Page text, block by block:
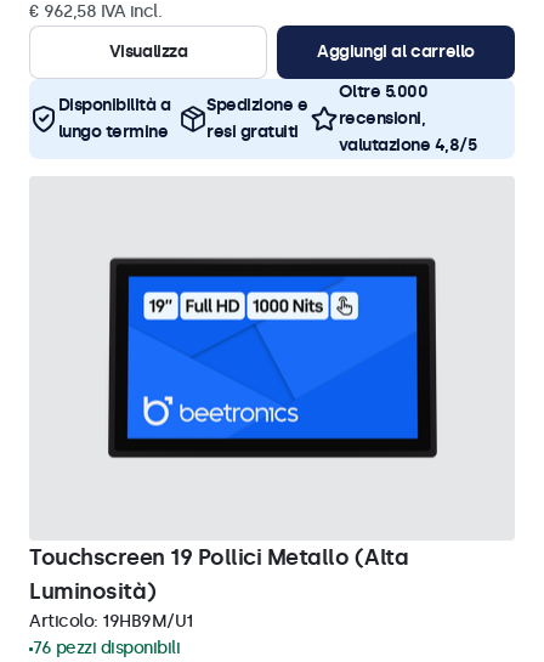
€ 962,58 IVA incl.
Visualizza
Aggiungi al carrello
Disponibilità a
lungo termine
Spedizione e
resi gratuiti
Oltre 5.000
recensioni,
valutazione 4,8/5
Touchscreen 19 Pollici Metallo (Alta
Luminosità)
Articolo: 19HB9M/U1
76 pezzi disponibili